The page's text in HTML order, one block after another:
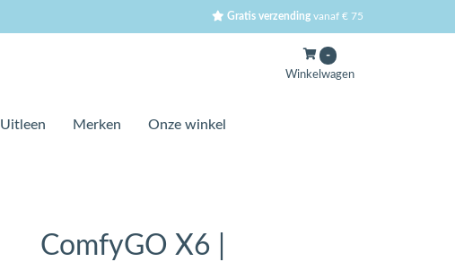
Gratis verzending vanaf € 75
-
Winkelwagen
Uitleen Merken Onze winkel
ComfyGO X6 |